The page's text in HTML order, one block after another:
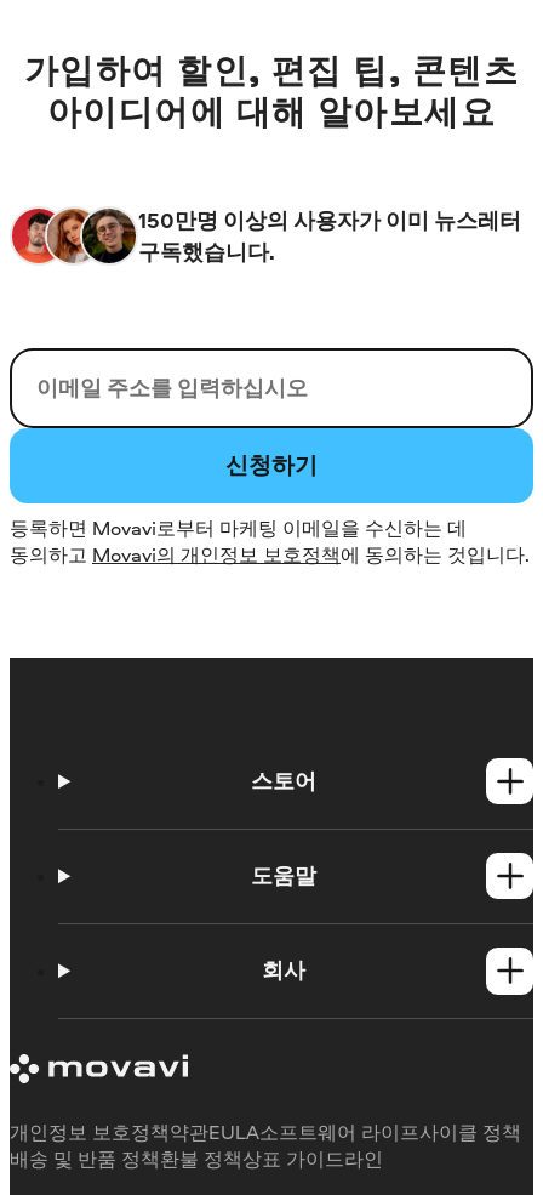
가입하여 할인, 편집 팁, 콘텐츠
아이디어에 대해 알아보세요
150만명 이상의 사용자가 이미 뉴스레터
구독했습니다.
이메일
신청하기
등록하면 Movavi로부터 마케팅 이메일을 수신하는 데
동의하고 Movavi의 개인정보 보호정책에 동의하는 것입니다.
스토어
Mac 제품
도움말
학습 포털
체험판 제한 사항
환불
회사
후기
Movavi를 선택하는 이유
업무용
개인정보 보호정책약관EULA소프트웨어 라이프사이클 정책
배송 및 반품 정책환불 정책상표 가이드라인